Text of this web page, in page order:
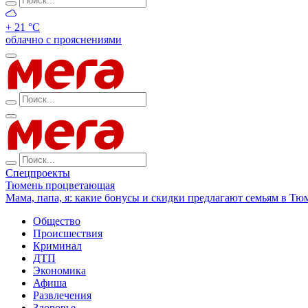
+ 21 °С
облачно с прояснениями
Спецпроекты
Тюмень процветающая
Мама, папа, я: какие бонусы и скидки предлагают семьям в
Общество
Происшествия
Криминал
ДТП
Экономика
Афиша
Развлечения